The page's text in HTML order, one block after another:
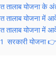
तालाब योजना के
तालाब योजना में
तालाब योजना में
सरकारी योजना